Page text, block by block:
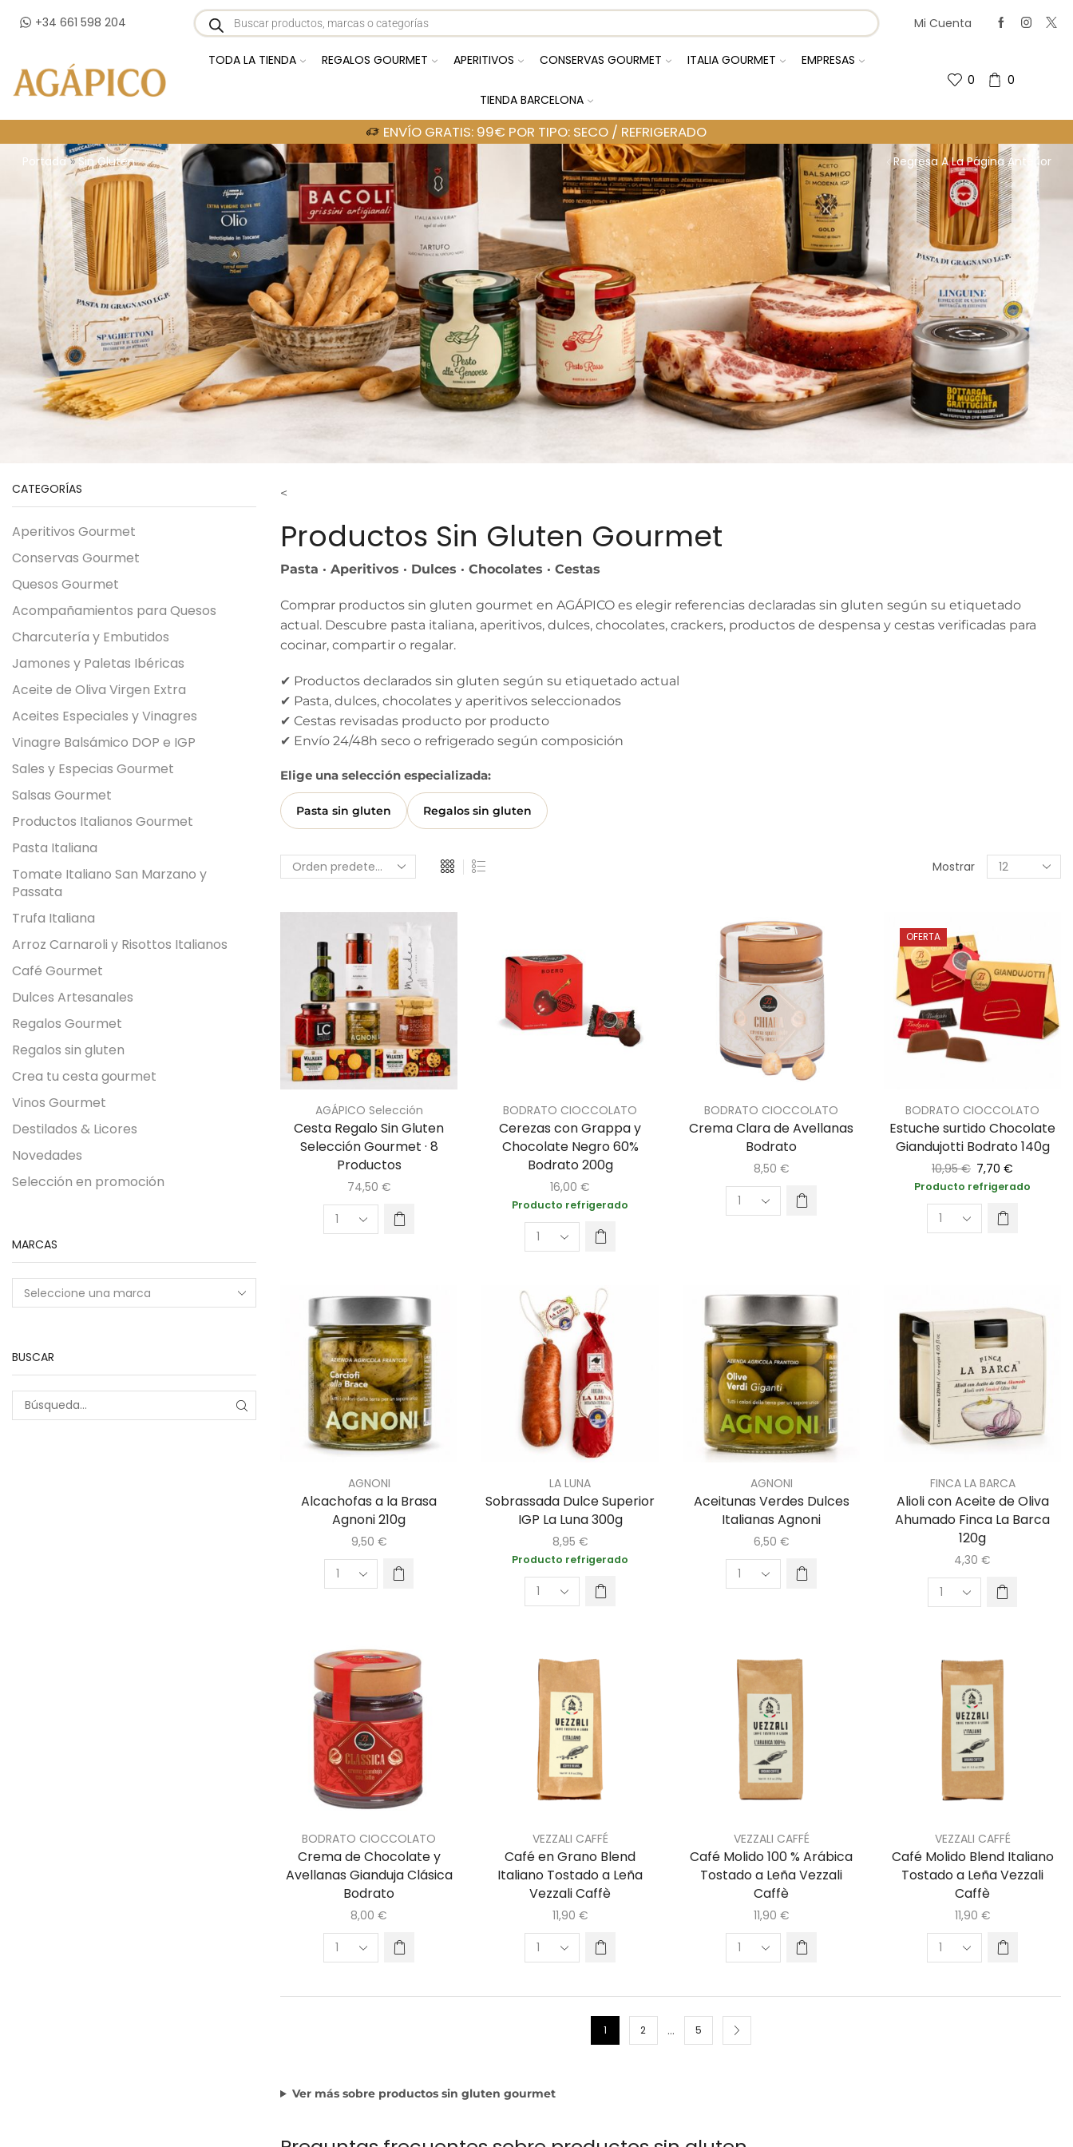
+34 661 598 204 Mi Cuenta
TODA LA TIENDA REGALOS GOURMET APERITIVOS CONSERVAS GOURMET ITALIA GOURMET EMPRESAS
TIENDA BARCELONA
0 0
ENVÍO GRATIS: 99€ POR TIPO: SECO / REFRIGERADO
Regresa A La Página Anterior
Portada»Sin Gluten
<
Productos Sin Gluten Gourmet
Pasta · Aperitivos · Dulces · Chocolates · Cestas
Comprar productos sin gluten gourmet en AGÁPICO es elegir referencias declaradas sin gluten según su etiquetado
actual. Descubre pasta italiana, aperitivos, dulces, chocolates, crackers, productos de despensa y cestas verificadas para
cocinar, compartir o regalar.
✔ Productos declarados sin gluten según su etiquetado actual
✔ Pasta, dulces, chocolates y aperitivos seleccionados
✔ Cestas revisadas producto por producto
✔ Envío 24/48h seco o refrigerado según composición
Elige una selección especializada:
Pasta sin gluten Regalos sin gluten
Mostrar
AGÁPICO Selección
Cesta Regalo Sin Gluten
Selección Gourmet · 8
Productos
74,50 €
BODRATO CIOCCOLATO
Cerezas con Grappa y
Chocolate Negro 60%
Bodrato 200g
16,00 €
Producto refrigerado
BODRATO CIOCCOLATO
Crema Clara de Avellanas
Bodrato
8,50 €
OFERTA
BODRATO CIOCCOLATO
Estuche surtido Chocolate
Giandujotti Bodrato 140g
10,95€ 7,70 €
Producto refrigerado
AGNONI
Alcachofas a la Brasa
Agnoni 210g
9,50 €
LA LUNA
Sobrassada Dulce Superior
IGP La Luna 300g
8,95 €
Producto refrigerado
AGNONI
Aceitunas Verdes Dulces
Italianas Agnoni
6,50 €
FINCA LA BARCA
Alioli con Aceite de Oliva
Ahumado Finca La Barca
120g
4,30 €
BODRATO CIOCCOLATO
Crema de Chocolate y
Avellanas Gianduja Clásica
Bodrato
8,00 €
VEZZALI CAFFÉ
Café en Grano Blend
Italiano Tostado a Leña
Vezzali Caffè
11,90 €
VEZZALI CAFFÉ
Café Molido 100 % Arábica
Tostado a Leña Vezzali
Caffè
11,90 €
VEZZALI CAFFÉ
Café Molido Blend Italiano
Tostado a Leña Vezzali
Caffè
11,90 €
1 2 … 5
Ver más sobre productos sin gluten gourmet
CATEGORÍAS
Aperitivos Gourmet
Conservas Gourmet
Quesos Gourmet
Acompañamientos para Quesos
Charcutería y Embutidos
Jamones y Paletas Ibéricas
Aceite de Oliva Virgen Extra
Aceites Especiales y Vinagres
Vinagre Balsámico DOP e IGP
Sales y Especias Gourmet
Salsas Gourmet
Productos Italianos Gourmet
Pasta Italiana
Tomate Italiano San Marzano y
Passata
Trufa Italiana
Arroz Carnaroli y Risottos Italianos
Café Gourmet
Dulces Artesanales
Regalos Gourmet
Regalos sin gluten
Crea tu cesta gourmet
Vinos Gourmet
Destilados & Licores
Novedades
Selección en promoción
MARCAS
BUSCAR